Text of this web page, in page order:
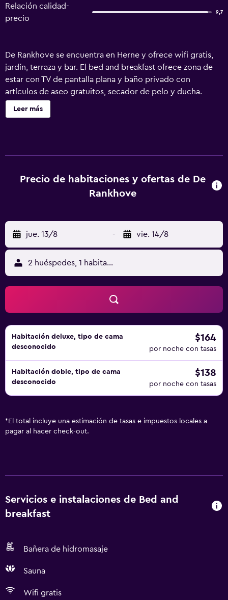
Relación calidad-
precio
9,7
De Rankhove se encuentra en Herne y ofrece wifi gratis,
jardín, terraza y bar. El bed and breakfast ofrece zona de
estar con TV de pantalla plana y baño privado con
artículos de aseo gratuitos, secador de pelo y ducha.
También se ofrece nevera y cafetera. Se puede practicar
ciclismo en los alrededores. Museo Horta está a 35 km del
Leer más
Precio de habitaciones y ofertas de De
Rankhove
jue. 13/8 - vie. 14/8
2 huéspedes, 1 habitación
Habitación deluxe, tipo de cama
desconocido
$164
por noche con tasas
Habitación doble, tipo de cama
desconocido
$138
por noche con tasas
* El total incluye una estimación de tasas e impuestos locales a
pagar al hacer check-out.
Servicios e instalaciones de Bed and
breakfast
Bañera de hidromasaje
Sauna
Wifi gratis